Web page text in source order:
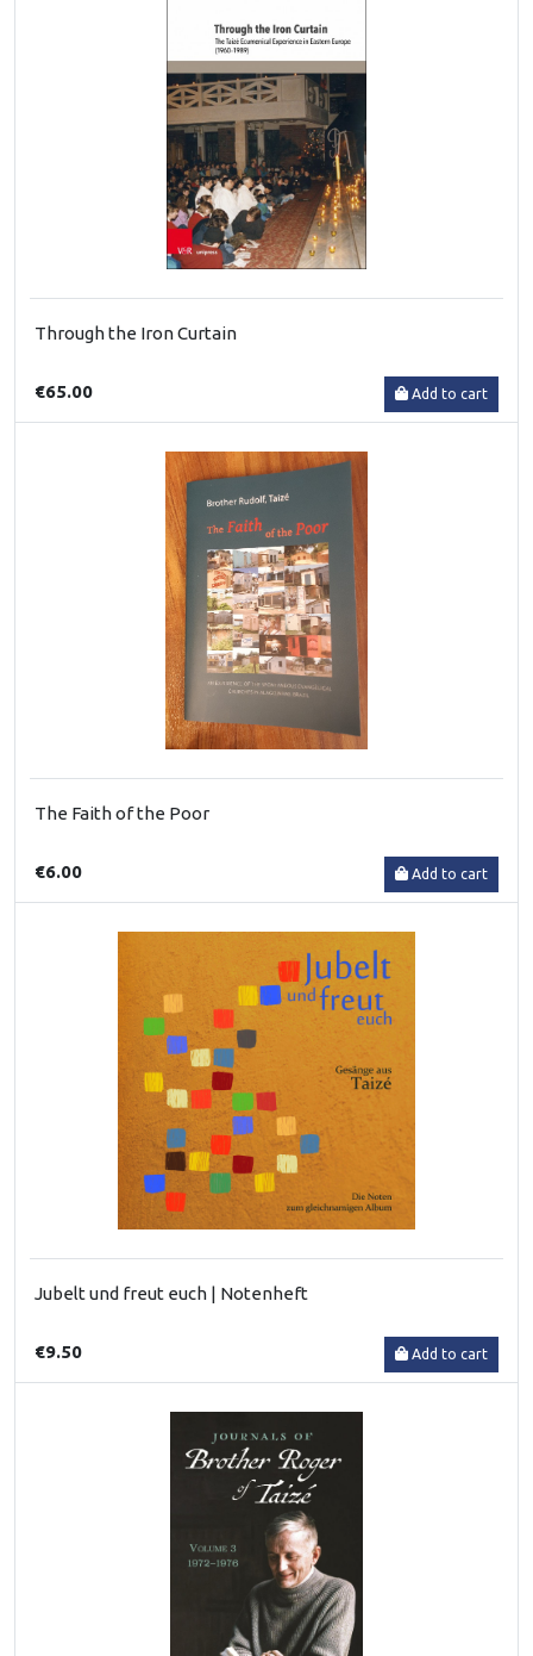
Through the Iron Curtain
€65.00 Add to cart
The Faith of the Poor
€6.00 Add to cart
Jubelt und freut euch | Notenheft
€9.50 Add to cart